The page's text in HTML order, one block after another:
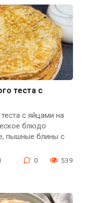
теста с
с яйцами на
блюдо
пышные блины с
0 539